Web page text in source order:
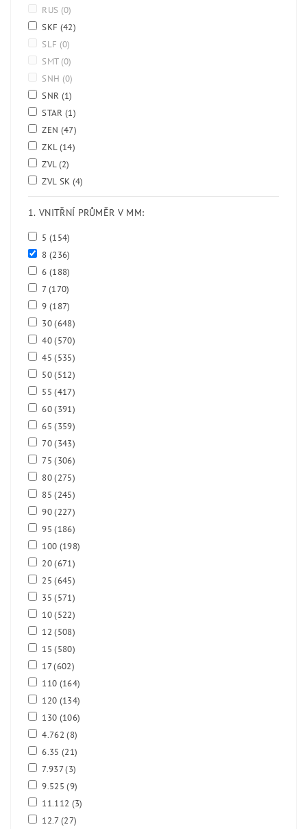
RUS (0)
SKF (42)
SLF (0)
SMT (0)
SNH (0)
SNR (1)
STAR (1)
ZEN (47)
ZKL(14)
ZVL(2)
ZVL SK (4)
1. VNITŘNÍ PRŮMĚR V MM:
5 (154)
8 (236)
6 (188)
7(170)
9 (187)
30(648)
40(570)
45(535)
50(512)
55(417)
60(391)
65(359)
70(343)
75(306)
80(275)
85(245)
90(227)
95(186)
100 (198)
20(671)
25(645)
35(571)
10(522)
12(508)
15(580)
17(602)
110 (164)
120 (134)
130 (106)
4.762(8)
6.35 (21)
7.937(3)
9.525(9)
11.112 (3)
12.7(27)